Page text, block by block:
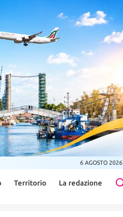
6 AGOSTO 2026
Territorio La redazione